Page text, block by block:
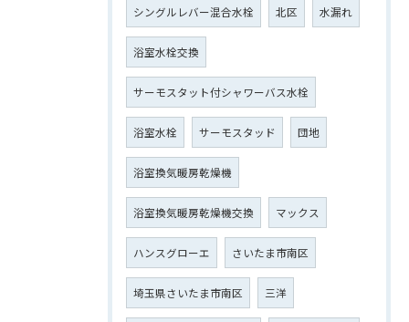
シングルレバー混合水栓 北区 水漏れ
浴室水栓交換
サーモスタット付シャワーバス水栓
浴室水栓 サーモスタッド 団地
浴室換気暖房乾燥機
浴室換気暖房乾燥機交換 マックス
ハンスグローエ さいたま市南区
埼玉県さいたま市南区 三洋